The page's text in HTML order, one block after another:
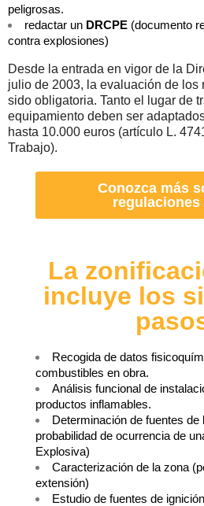
peligrosas.
redactar un DRCPE (documento
contra explosiones)
Desde la entrada en vigor de la
julio de 2003, la evaluación de los
sido obligatoria. Tanto el lugar de
equipamiento deben ser
hasta 10.000 euros (artículo L.
Trabajo).
Conozca más
regulaciones
La
incluye los
Recogida de datos
combustibles en obra.
Análisis funcional de
productos inflamables.
Determinación de fuentes de
probabilidad de ocurrencia de
Explosiva)
Caracterización de la zona
extensión)
Estudio de fuentes de